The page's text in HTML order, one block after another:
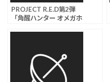
PROJECT R.E.D第2弾
「角醒ハンター オメガホ